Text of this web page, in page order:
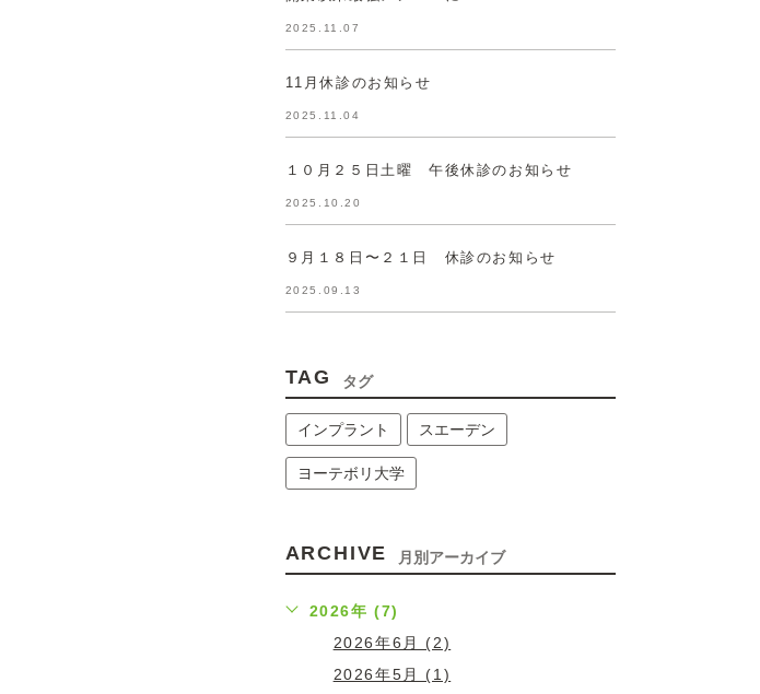
2025.11.07
11月休診のお知らせ
2025.11.04
１０月２５日土曜 午後休診のお知らせ
2025.10.20
９月１８日〜２１日 休診のお知らせ
2025.09.13
TAG タグ
インプラント スエーデン
ヨーテボリ大学
ARCHIVE 月別アーカイブ
2026年 (7)
2026年6月 (2)
2026年5月 (1)